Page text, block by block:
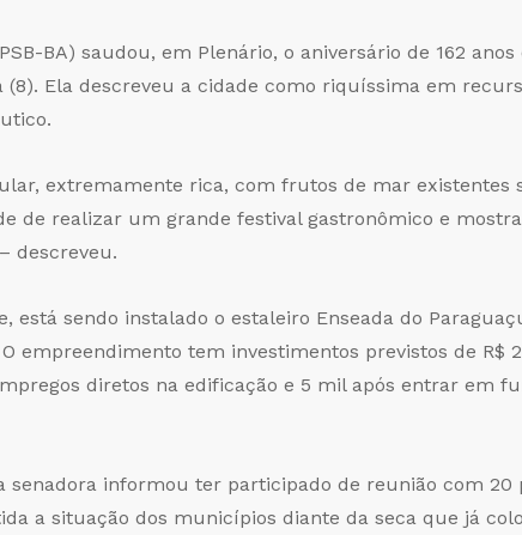
BA) saudou, em Plenário, o aniversário de 162
Ela descreveu a cidade como riquíssima em
extremamente rica, com frutos de mar existentes
de realizar um grande festival gastronômico e
descreveu.
está sendo instalado o estaleiro Enseada do
empreendimento tem investimentos previstos de R$
diretos na edificação e 5 mil após entrar em
senadora informou ter participado de reunião com 20
a situação dos municípios diante da seca que já